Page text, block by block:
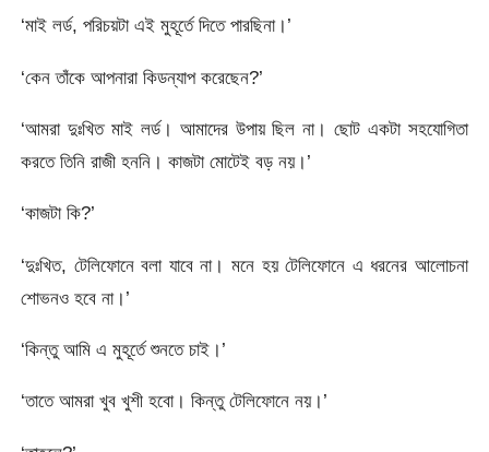
‘মাই লর্ড, পরিচয়টা এই মুহূর্তে দিতে পারছিনা।’
‘কেন তাঁকে আপনারা কিডন্যাপ করেছেন?’
‘আমরা দুঃখিত মাই লর্ড। আমাদের উপায় ছিল না। ছোট একটা সহযোগিতা
করতে তিনি রাজী হননি। কাজটা মোটেই বড় নয়।’
‘কাজটা কি?’
‘দুঃখিত, টেলিফোনে বলা যাবে না। মনে হয় টেলিফোনে এ ধরনের আলোচনা
শোভনও হবে না।’
‘কিন্তু আমি এ মুহূর্তে শুনতে চাই।’
‘তাতে আমরা খুব খুশী হবো। কিন্তু টেলিফোনে নয়।’